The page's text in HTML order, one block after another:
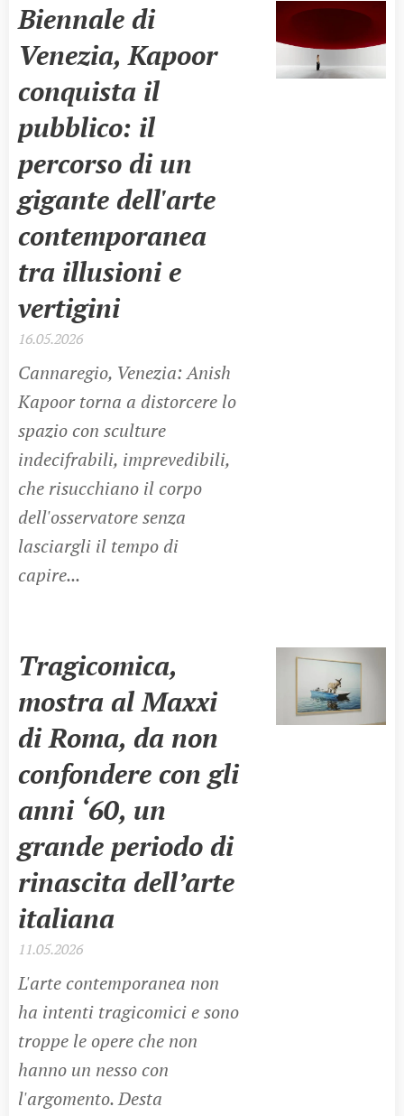
Biennale di
Venezia, Kapoor
conquista il
pubblico: il
percorso di un
gigante dell'arte
contemporanea
tra illusioni e
vertigini
16.05.2026
Cannaregio, Venezia: Anish
Kapoor torna a distorcere lo
spazio con sculture
indecifrabili, imprevedibili,
che risucchiano il corpo
dell'osservatore senza
lasciargli il tempo di
capire...
Tragicomica,
mostra al Maxxi
di Roma, da non
confondere con gli
anni ‘60, un
grande periodo di
rinascita dell’arte
italiana
11.05.2026
L'arte contemporanea non
ha intenti tragicomici e sono
troppe le opere che non
hanno un nesso con
l'argomento. Desta